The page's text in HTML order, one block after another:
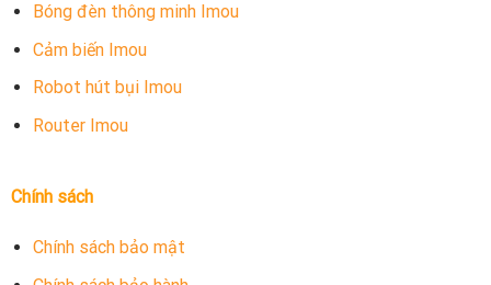
Bóng đèn thông minh Imou
Cảm biến Imou
Robot hút bụi Imou
Router Imou
Chính sách
Chính sách bảo mật